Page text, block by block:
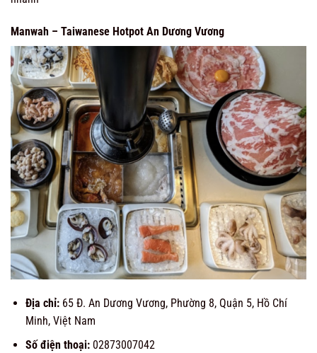
Manwah – Taiwanese Hotpot An Dương Vương
Địa chỉ: 65 Đ. An Dương Vương, Phường 8, Quận 5, Hồ Chí
Minh, Việt Nam
Số điện thoại: 02873007042